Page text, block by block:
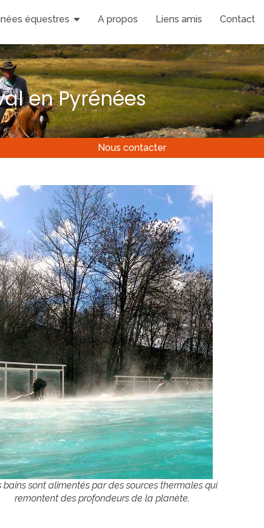
équestres A propos Liens amis Contact
en Pyrénées
Nous contacter
bains sont alimentés par des sources thermales qui
remontent des profondeurs de la planète.